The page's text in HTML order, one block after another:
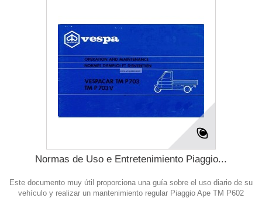
Normas de Uso e Entretenimiento Piaggio...
Este documento muy útil proporciona una guía sobre el uso diario de su
vehículo y realizar un mantenimiento regular Piaggio Ape TM P602